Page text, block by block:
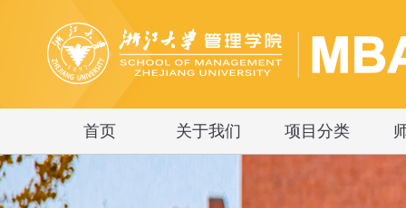
首页 关于我们 项目分类